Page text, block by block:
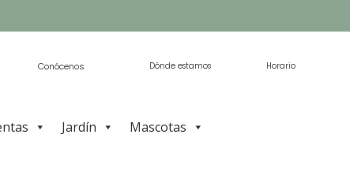
Horario
Dónde estamos
Conócenos
Jardín Mascotas